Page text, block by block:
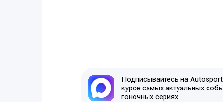
Подписывайтесь на
курсе самых актуальных
гоночных сериях